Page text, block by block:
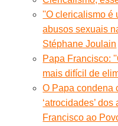
''O clericalismo é
abusos sexuais
Stéphane Joulain
Papa Francisco:
mais difícil de
O Papa condena
‘atrocidades’
Francisco ao